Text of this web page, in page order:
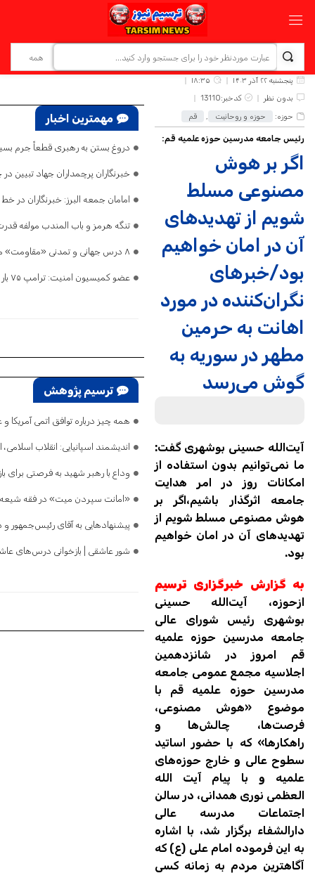
پنجشنبه ۲۲ آذر ۱۴۰۳
۱۸:۳۵
بدون نظر
کدخبر:13110
حوزه:
حوزه و روحانیت , قم
رئیس جامعه مدرسین حوزه علمیه قم:
اگر بر هوش
مصنوعی مسلط
شویم از تهدیدهای
آن در امان خواهیم
بود/خبرهای
نگران‌کننده در مورد
اهانت به حرمین
مطهر در سوریه به
گوش می‌رسد
آیت‌الله حسینی بوشهری گفت:
ما نمی‌توانیم بدون استفاده از
امکانات روز در امر هدایت
جامعه اثرگذار باشیم،اگر بر
هوش مصنوعی مسلط شویم از
تهدیدهای آن در امان خواهیم
بود.
به گزارش خبرگزاری ترسیم
ازحوزه، آیت‌الله حسینی
بوشهری رئیس شورای عالی
جامعه مدرسین حوزه علمیه
قم امروز در شانزدهمین
اجلاسیه مجمع عمومی جامعه
مدرسین حوزه علمیه قم با
موضوع «هوش مصنوعی،
فرصت‌ها، چالش‌ها و
راهکارها» که با حضور اساتید
سطوح عالی و خارج حوزه‌های
علمیه و با پیام آیت‌ الله
العظمی نوری همدانی، در سالن
اجتماعات مدرسه عالی
دارالشفاء برگزار شد، با اشاره
به این فرموده امام علی (ع) که
آگاهترین مردم به زمانه کسی
مهمترین اخبار
دروغ بستن به رهبری قطعاً جرم
خبرنگاران پرچمداران جهاد
امامان جمعه البرز: خبرنگاران در
تنگه‌ هرمز و باب المندب مولفه
۸ درس جهانی و تمدنی «مقاومت» ملت ایران در جنگ تحمیلی سوم / دنیا ارزش مقاومت را فهمید
عضو کمیسیون امنیت: ترامپ ۷۵ بار گفته تنگه هرمز باز است/ اگر ایران را نابود کرده‌اید، پس چرا تلفات می‌دهید و فرار می‌کنید؟
ترسیم پژوهش
همه چیز درباره توافق اتمی
اندیشمند اسپانیایی: انقلاب
وداع با رهبر شهید به فرصتی برای
«امانت سپردن میت» در فقه شیعه
پیشنهادهایی به آقای رئیس‌جمهور
شور عاشقی | بازخوانی درس‌های